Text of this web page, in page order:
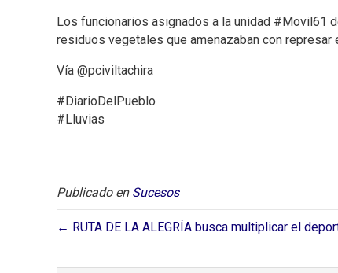
Los funcionarios asignados a la unidad #Movil61
residuos vegetales que amenazaban con represar
Vía @pciviltachira
#DiarioDelPueblo
#Lluvias
Publicado en Sucesos
← RUTA DE LA ALEGRÍA busca multiplicar el